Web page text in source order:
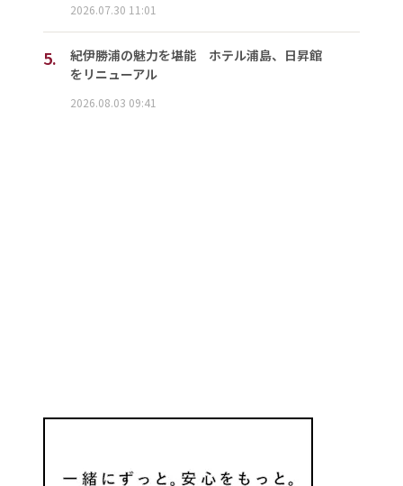
2026.07.30 11:01
5.
紀伊勝浦の魅力を堪能 ホテル浦島、日昇館
をリニューアル
2026.08.03 09:41